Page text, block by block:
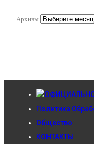
Архивы
Политика
Общество
КОНТАКТЫ